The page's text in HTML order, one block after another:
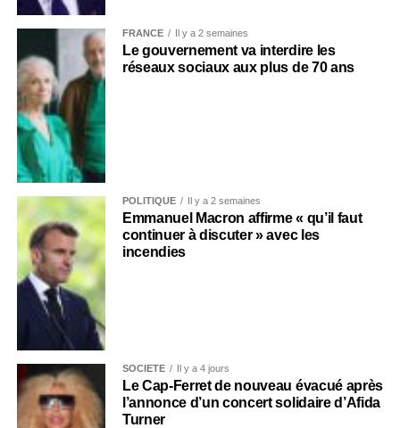
FRANCE Il y a 2 semaines
Le gouvernement va interdire les
réseaux sociaux aux plus de 70 ans
POLITIQUE Il y a 2 semaines
Emmanuel Macron affirme « qu’il faut
continuer à discuter » avec les
incendies
SOCIÉTÉ Il y a 4 jours
Le Cap-Ferret de nouveau évacué après
l’annonce d’un concert solidaire d’Afida
Turner